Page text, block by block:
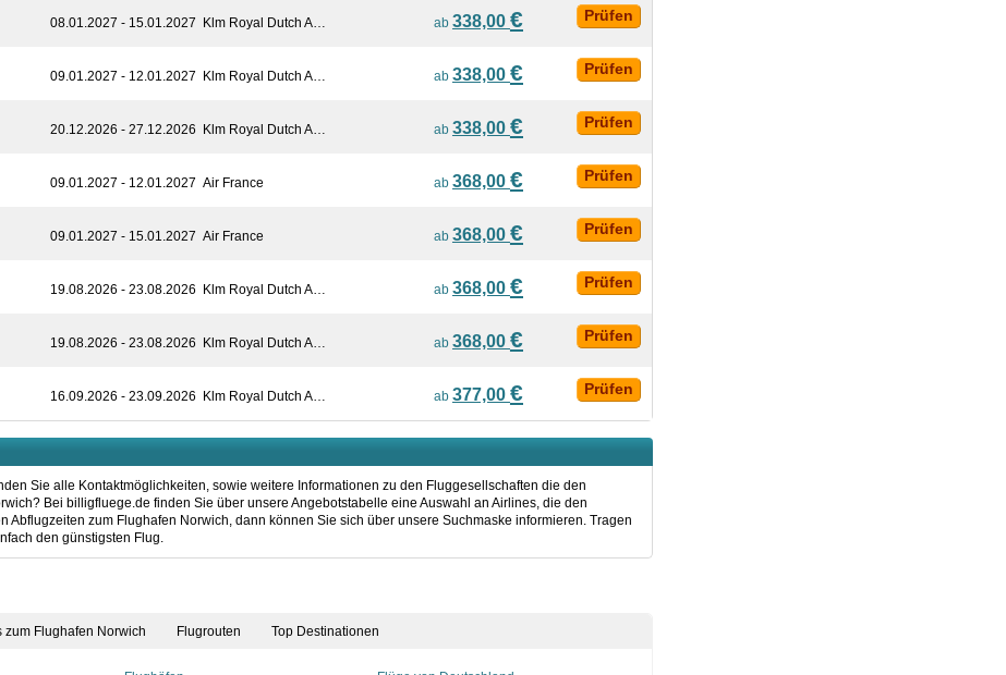
08.01.2027 - 15.01.2027 Klm Royal Dutch A… ab 338,00 € Prüfen
09.01.2027 - 12.01.2027 Klm Royal Dutch A… ab 338,00 € Prüfen
20.12.2026 - 27.12.2026 Klm Royal Dutch A… ab 338,00 € Prüfen
09.01.2027 - 12.01.2027 Air France ab 368,00 € Prüfen
09.01.2027 - 15.01.2027 Air France ab 368,00 € Prüfen
19.08.2026 - 23.08.2026 Klm Royal Dutch A… ab 368,00 € Prüfen
19.08.2026 - 23.08.2026 Klm Royal Dutch A… ab 368,00 € Prüfen
16.09.2026 - 23.09.2026 Klm Royal Dutch A… ab 377,00 € Prüfen
Sie alle Kontaktmöglichkeiten, sowie weitere Informationen zu den Fluggesellschaften die den
Bei billigfluege.de finden Sie über unsere Angebotstabelle eine Auswahl an Airlines, die den
zum Flughafen Norwich, dann können Sie sich über unsere Suchmaske informieren. Tragen
den günstigsten Flug.
zum Flughafen Norwich Flugrouten Top Destinationen